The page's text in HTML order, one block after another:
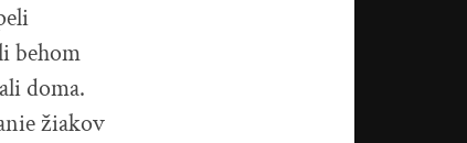
behom
doma.
žiakov